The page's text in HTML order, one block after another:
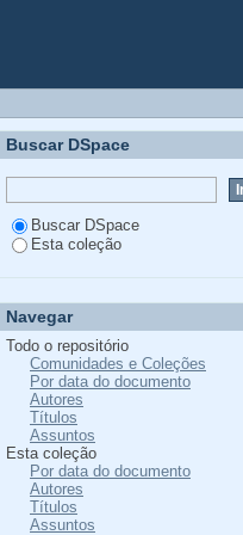
Buscar DSpace
Buscar DSpace
Esta coleção
Navegar
Todo o repositório
Comunidades e Coleções
Por data do documento
Autores
Títulos
Assuntos
Esta coleção
Por data do documento
Autores
Títulos
Assuntos